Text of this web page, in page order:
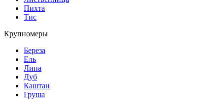
Пихта
Тис
Крупномеры
Береза
Ель
Липа
Дуб
Каштан
Груша